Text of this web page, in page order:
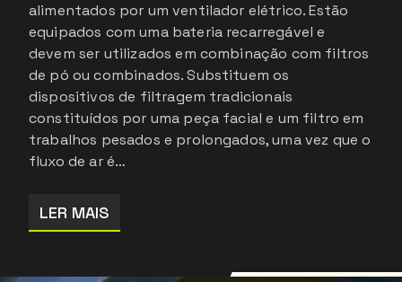
alimentados por um ventilador elétrico. Estão
equipados com uma bateria recarregável e
devem ser utilizados em combinação com filtros
de pó ou combinados. Substituem os
dispositivos de filtragem tradicionais
constituídos por uma peça facial e um filtro em
trabalhos pesados e prolongados, uma vez que o
fluxo de ar é…
LER MAIS